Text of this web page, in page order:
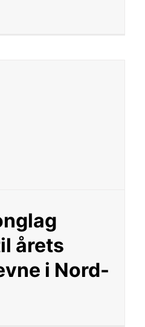
årets
i Nord-